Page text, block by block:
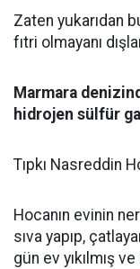
Zaten yukarıdan
fıtri olmayanı
Marmara
hidrojen sülfür
Tıpkı Nasreddin
Hocanın evinin
sıva yapıp,
gün ev yıkılmış